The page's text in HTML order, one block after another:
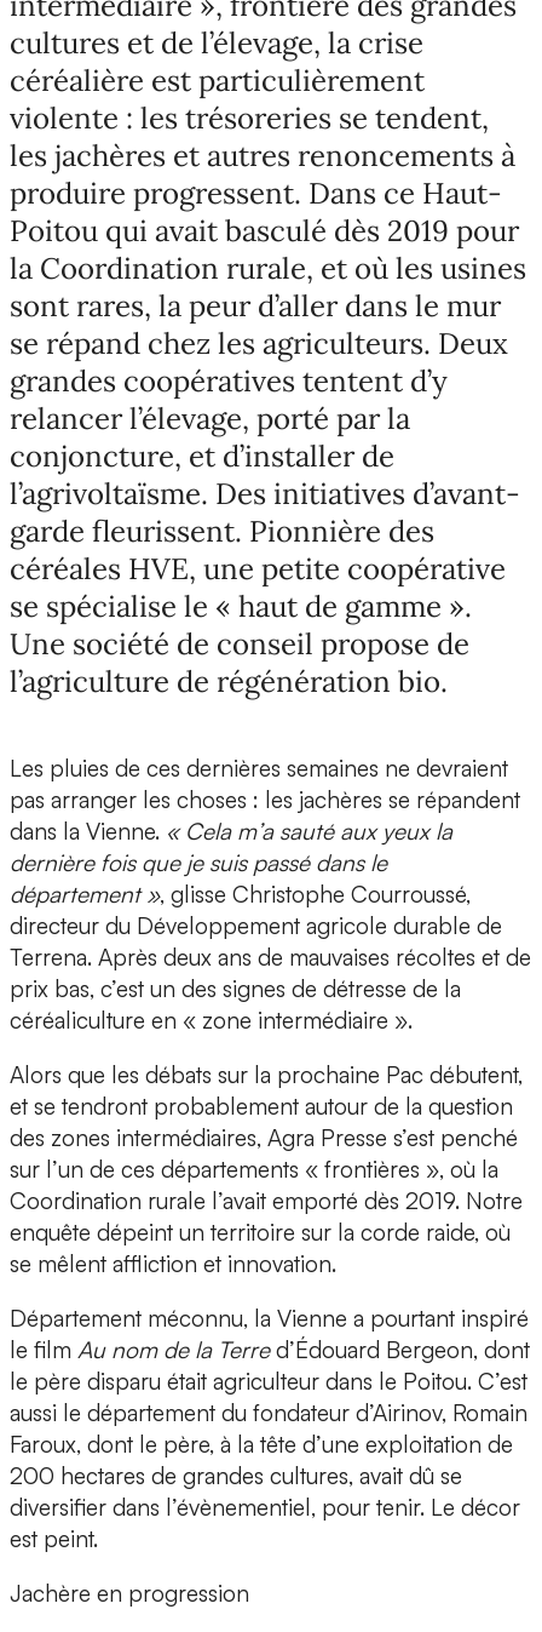
cultures et de l’élevage, la crise
céréalière est particulièrement
violente : les trésoreries se tendent,
les jachères et autres renoncements à
produire progressent. Dans ce Haut-
Poitou qui avait basculé dès 2019 pour
la Coordination rurale, et où les usines
sont rares, la peur d’aller dans le mur
se répand chez les agriculteurs. Deux
grandes coopératives tentent d’y
relancer l’élevage, porté par la
conjoncture, et d’installer de
l’agrivoltaïsme. Des initiatives d’avant-
garde fleurissent. Pionnière des
céréales HVE, une petite coopérative
se spécialise le « haut de gamme ».
Une société de conseil propose de
l’agriculture de régénération bio.
Les pluies de ces dernières semaines ne devraient
pas arranger les choses : les jachères se répandent
dans la Vienne. « Cela m’a sauté aux yeux la
dernière fois que je suis passé dans le
département », glisse Christophe Courroussé,
directeur du Développement agricole durable de
Terrena. Après deux ans de mauvaises récoltes et de
prix bas, c’est un des signes de détresse de la
céréaliculture en « zone intermédiaire ».
Alors que les débats sur la prochaine Pac débutent,
et se tendront probablement autour de la question
des zones intermédiaires, Agra Presse s’est penché
sur l’un de ces départements « frontières », où la
Coordination rurale l’avait emporté dès 2019. Notre
enquête dépeint un territoire sur la corde raide, où
se mêlent affliction et innovation.
Département méconnu, la Vienne a pourtant inspiré
le film Au nom de la Terred’Édouard Bergeon, dont
le père disparu était agriculteur dans le Poitou. C’est
aussi le département du fondateur d’Airinov, Romain
Faroux, dont le père, à la tête d’une exploitation de
200 hectares de grandes cultures, avait dû se
diversifier dans l’évènementiel, pour tenir. Le décor
est peint.
Jachère en progression